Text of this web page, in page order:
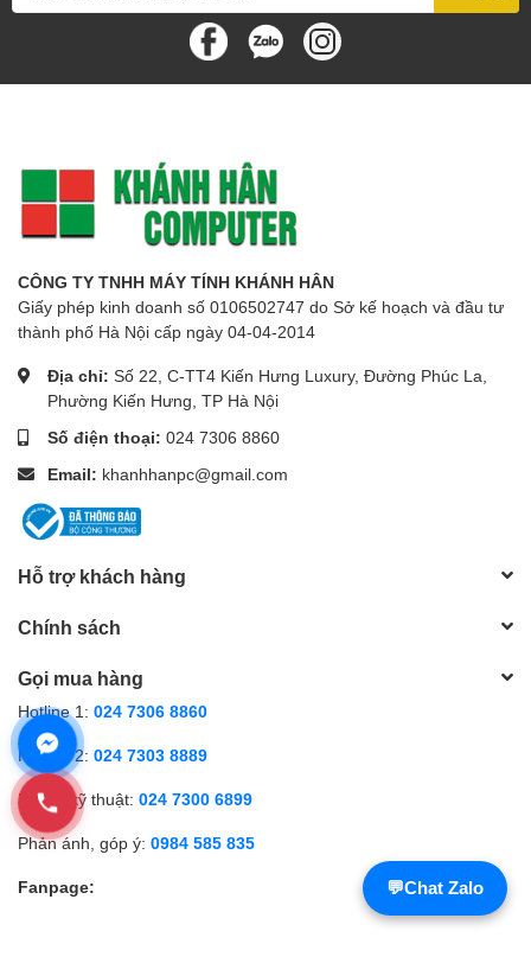
CÔNG TY TNHH MÁY TÍNH KHÁNH HÂN
Giấy phép kinh doanh số 0106502747 do Sở kế hoạch và đầu tư
thành phố Hà Nội cấp ngày 04-04-2014
Địa chỉ: Số 22, C-TT4 Kiến Hưng Luxury, Đường Phúc La,
Phường Kiến Hưng, TP Hà Nội
Số điện thoại: 024 7306 8860
Email: khanhhanpc@gmail.com
Hỗ trợ khách hàng
Chính sách
Gọi mua hàng
Hotline 1: 024 7306 8860
Hotline 2: 024 7303 8889
Hỗ trợ kỹ thuật: 024 7300 6899
Phản ánh, góp ý: 0984 585 835
Fanpage: 💬Chat Zalo